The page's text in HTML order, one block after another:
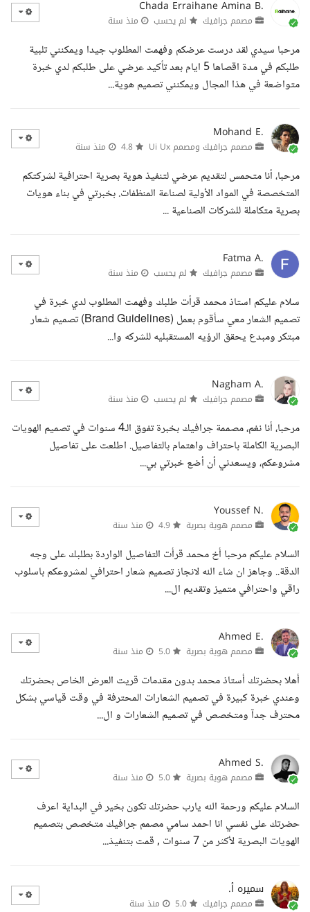
Chada Erraihane Amina B.
مصمم جرافيك لم يحسب منذ سنة
مرحبا سيدي لقد درست عرضكم وفهمت المطلوب جيدا ويمكنني تلبية
طلبكم في مدة اقصاها 5 ايام بعد تأكيد عرضي على طلبكم لدي خبرة
متواضعة في هذا المجال ويمكنني تصميم هوية...
Mohand E.
مصمم جرافيك ومصمم Ui Ux منذ سنة
مرحبا، أنا متحمس لتقديم عرضي لتنفيذ هوية بصرية احترافية لشركتكم
المتخصصة في المواد الأولية لصناعة المنظفات. بخبرتي في بناء هويات
بصرية متكاملة للشركات الصناعية ...
Fatma A.
مصمم جرافيك لم يحسب منذ سنة
سلام عليكم استاذ محمد قرأت طلبك وفهمت المطلوب لدي خبرة في
تصميم الشعار معي سأقوم بعمل (Brand Guidelines) تصميم شعار
مبتكر ومبدع يحقق الرؤيه المستقبليه للشركه وا...
Nagham A.
مصمم جرافيك لم يحسب منذ سنة
مرحبا، أنا نغم، مصممة جرافيك بخبرة تفوق الـ4 سنوات في تصميم الهويات
البصرية الكاملة باحتراف واهتمام بالتفاصيل. اطلعت على تفاصيل
مشروعكم، ويسعدني أن أضع خبرتي بي...
Youssef N.
مصمم هوية بصرية منذ سنة
السلام عليكم مرحبا أخ محمد قرأت التفاصيل الواردة بطلبك على وجه
الدقة.. وجاهز ان شاء الله لانجاز تصميم شعار احترافي لمشروعكم باسلوب
راقي واحترافي متميز وتقديم ال...
Ahmed E.
مصمم هوية بصرية منذ سنة
أهلا بحضرتك أستاذ محمد بدون مقدمات قريت العرض الخاص بحضرتك
وعندي خبرة كبيرة في تصميم الشعارات المحترفة في وقت قياسي بشكل
محترف جدآ ومتخصص في تصميم الشعارات و ال...
Ahmed S.
مصمم هوية بصرية منذ سنة
السلام عليكم ورحمة الله يارب حضرتك تكون بخير في البداية اعرف
حضرتك على نفسي انا احمد سامي مصمم جرافيك متخصص بتصميم
الهويات البصرية لأكثر من 7 سنوات , قمت بتنفيذ...
سميره أ.
مصمم جرافيك منذ سنة